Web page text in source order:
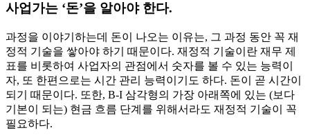
사업가는 ‘돈’을 알아야 한다.
과정을 이야기하는데 돈이 나오는 이유는, 그 과정 동안 꼭 재
정적 기술을 쌓아야 하기 때문이다. 재정적 기술이란 재무 제
표를 비롯하여 사업자의 관점에서 숫자를 볼 수 있는 능력이
자, 또 한편으로는 시간 관리 능력이기도 하다. 돈이 곧 시간이
되기 때문이다. 또한, B-I 삼각형의 가장 아래쪽에 있는 (보다
기본이 되는) 현금 흐름 단계를 위해서라도 재정적 기술이 꼭
필요하다.